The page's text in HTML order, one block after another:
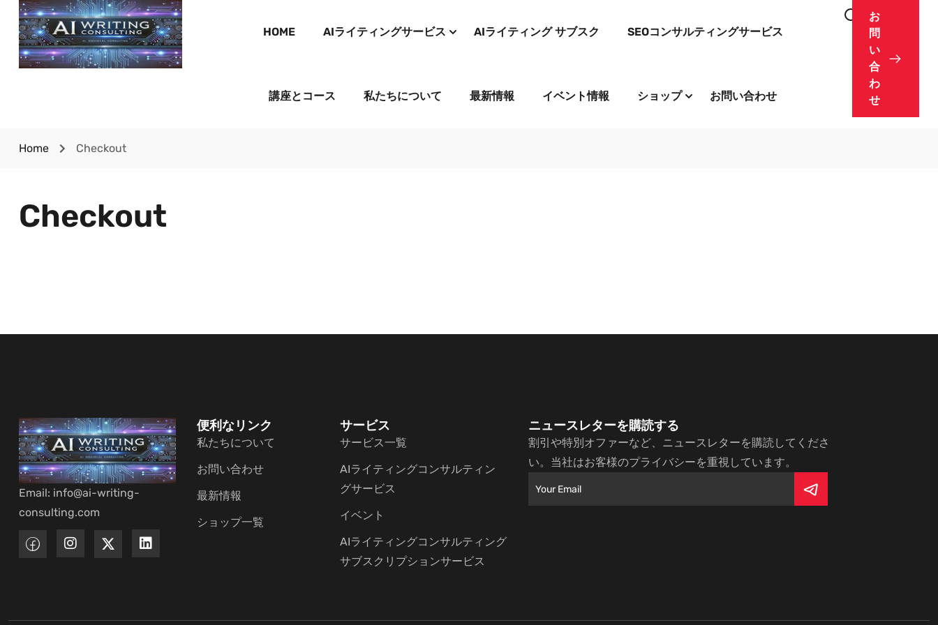
HOME AIライティングサービス AIライティング サブスク SEOコンサルティングサービス
講座とコース 私たちについて 最新情報 イベント情報 ショップ お問い合わせ
お
問
い
合
わ
せ
Home Checkout
Checkout
Email: info@ai-writing-
consulting.com
便利なリンク
私たちについて
お問い合わせ
最新情報
ショップ一覧
サービス
サービス一覧
AIライティングコンサルティン
グサービス
イベント
AIライティングコンサルティング
サブスクリプションサービス
ニュースレターを購読する
割引や特別オファーなど、ニュースレターを購読してくださ
い。当社はお客様のプライバシーを重視しています。